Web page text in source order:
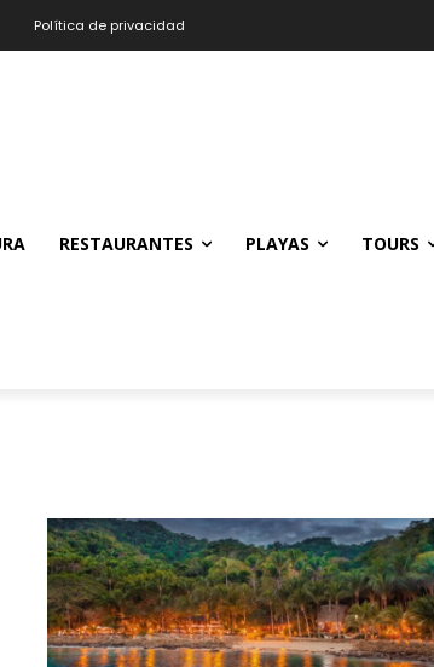
Política de privacidad
RESTAURANTES PLAYAS TOURS